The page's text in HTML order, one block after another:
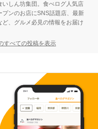
しん坊集団。食べログ人気店
ンのお店にSNS話題店、最新
、グルメ必見の情報をお届け
すべての投稿を表示